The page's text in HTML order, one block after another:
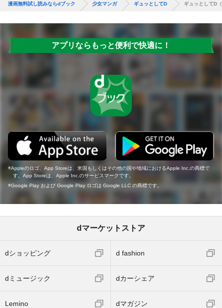
漫画無料試し読みならdブック 少女マンガ ギュッとしてD ギュッとしてD
アプリならもっと便利で快適に！
Appleのロゴ、App Storeは、米国もしくはその他の国や地域におけるApple Inc.の商標で
す。App Storeは、Apple Inc.のサービスマークです。
Google Play および Google Play ロゴは Google LLC の商標です。
dマーケットストア
dショッピング d fashion
dミュージック dカーシェア
Lemino dマガジン